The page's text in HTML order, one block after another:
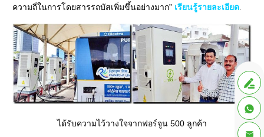
ความถี่ในการโดยสารรถบัสเพิ่มขึ้นอย่างมาก” เรียนรู้รายละเอียด
ได้รับความไว้วางใจจากฟอร์จูน 500 ลูกค้า


